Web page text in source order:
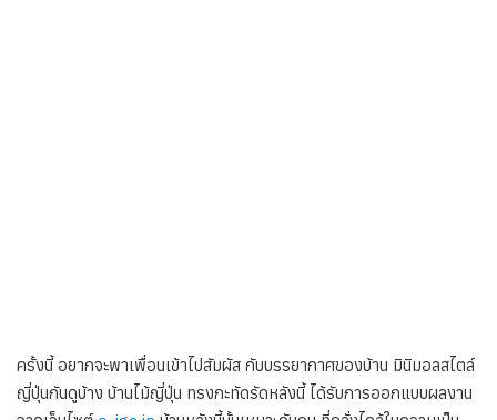
ครั้งนี้ อยากจะพาเพื่อนเข้าไปสัมผัส กับบรรยากาศของบ้าน มินิมอลสไตล์
ญี่ปุ่นกันดูบ้าง บ้านไม้ญี่ปุ่น ทรงกะทัดรัดหลังนี้ ได้รับการออกแบบผลงาน